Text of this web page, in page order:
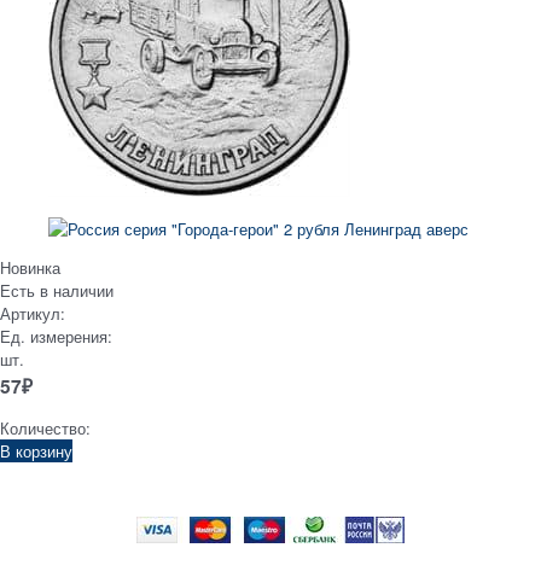
Новинка
Есть в наличии
Артикул:
Ед. измерения:
шт.
57₽
Количество:
В корзину